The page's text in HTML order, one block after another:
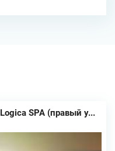
Logica SPA (правый у...